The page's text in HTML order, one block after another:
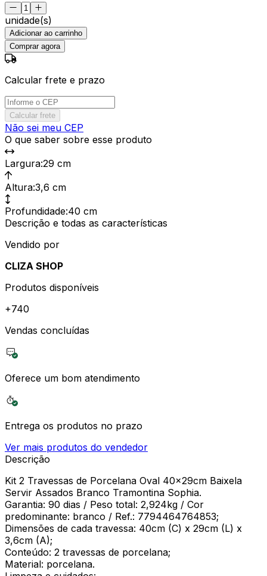
unidade(s)
Adicionar ao carrinho
Comprar agora
Calcular frete e prazo
Calcular frete
Não sei meu CEP
O que saber sobre esse produto
Largura:29 cm
Altura:3,6 cm
Profundidade:40 cm
Descrição e todas as características
Vendido por
CLIZA SHOP
Produtos disponíveis
+740
Vendas concluídas
Oferece um bom atendimento
Entrega os produtos no prazo
Ver mais produtos do vendedor
Descrição
Kit 2 Travessas de Porcelana Oval 40x29cm Baixela
Servir Assados Branco Tramontina Sophia.
Garantia: 90 dias / Peso total: 2,924kg / Cor
predominante: branco / Ref.: 7794464764853;
Dimensões de cada travessa: 40cm (C) x 29cm (L) x
3,6cm (A);
Conteúdo: 2 travessas de porcelana;
Material: porcelana.